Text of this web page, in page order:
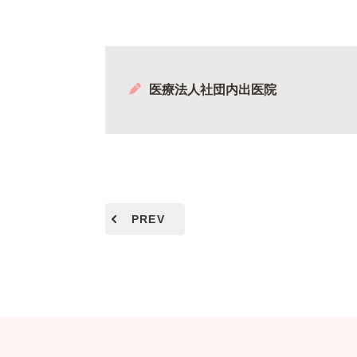
医療法人社団内出医院
PREV